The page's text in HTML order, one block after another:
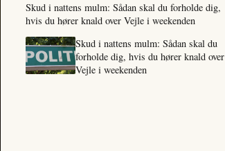
Skud i nattens mulm: Sådan skal du forholde dig,
hvis du hører knald over Vejle i weekenden
Skud i nattens mulm: Sådan skal du
forholde dig, hvis du hører knald over
Vejle i weekenden